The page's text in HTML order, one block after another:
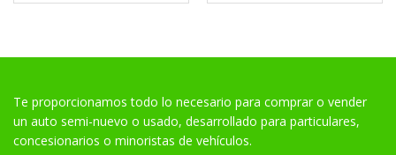
Te proporcionamos todo lo necesario para comprar o vender
un auto semi-nuevo o usado, desarrollado para particulares,
concesionarios o minoristas de vehículos.